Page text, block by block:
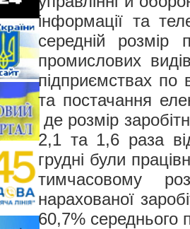
інформації та
середній
промислових
підприємствах по
та постачання
де розмір
2,1 та 1,6 раза
грудні були
тимчасовому
нарахованої
60,7% середнього